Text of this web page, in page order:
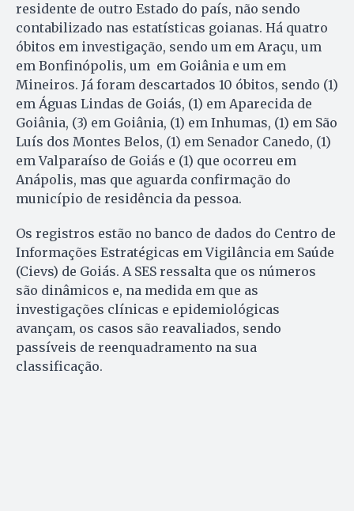
residente de outro Estado do país, não sendo
contabilizado nas estatísticas goianas. Há quatro
óbitos em investigação, sendo um em Araçu, um
em Bonfinópolis, um em Goiânia e um em
Mineiros. Já foram descartados 10 óbitos, sendo (1)
em Águas Lindas de Goiás, (1) em Aparecida de
Goiânia, (3) em Goiânia, (1) em Inhumas, (1) em São
Luís dos Montes Belos, (1) em Senador Canedo, (1)
em Valparaíso de Goiás e (1) que ocorreu em
Anápolis, mas que aguarda confirmação do
município de residência da pessoa.
Os registros estão no banco de dados do Centro de
Informações Estratégicas em Vigilância em Saúde
(Cievs) de Goiás. A SES ressalta que os números
são dinâmicos e, na medida em que as
investigações clínicas e epidemiológicas
avançam, os casos são reavaliados, sendo
passíveis de reenquadramento na sua
classificação.